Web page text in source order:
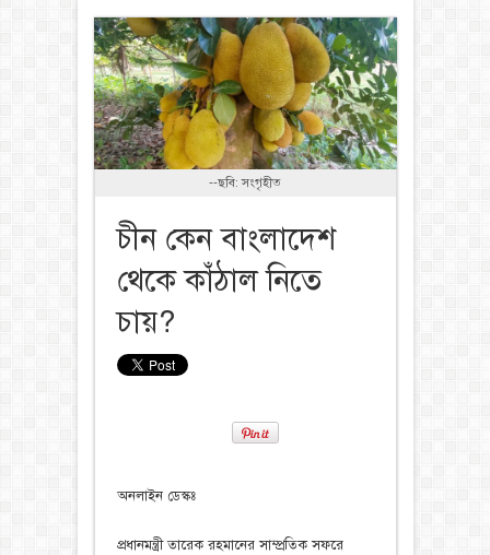
--ছবি: সংগৃহীত
চীন কেন বাংলাদেশ
থেকে কাঁঠাল নিতে
চায়?
অনলাইন ডেস্কঃ
প্রধানমন্ত্রী তারেক রহমানের সাম্প্রতিক সফরে